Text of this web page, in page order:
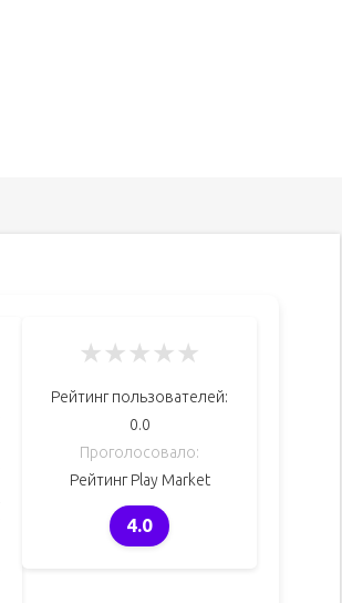
★★★★★
Рейтинг пользователей:
0.0
Проголосовало:
Рейтинг Play Market
4.0